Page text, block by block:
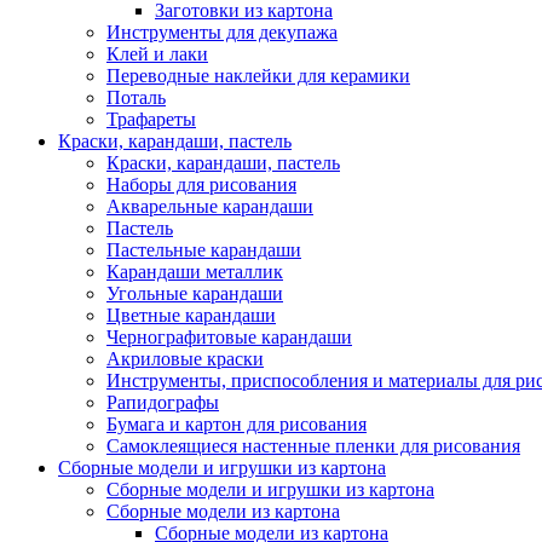
Заготовки из картона
Инструменты для декупажа
Клей и лаки
Переводные наклейки для керамики
Поталь
Трафареты
Краски, карандаши, пастель
Краски, карандаши, пастель
Наборы для рисования
Акварельные карандаши
Пастель
Пастельные карандаши
Карандаши металлик
Угольные карандаши
Цветные карандаши
Чернографитовые карандаши
Акриловые краски
Инструменты, приспособления и материалы для
Рапидографы
Бумага и картон для рисования
Самоклеящиеся настенные пленки для рисования
Сборные модели и игрушки из картона
Сборные модели и игрушки из картона
Сборные модели из картона
Сборные модели из картона